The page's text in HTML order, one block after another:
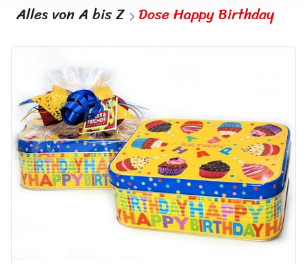
Alles von A bis Z Dose Happy Birthday